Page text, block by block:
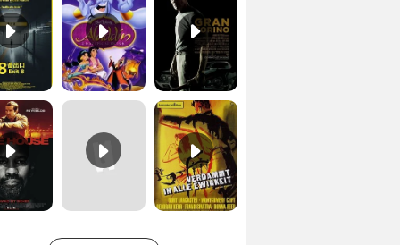
Charlie und die Schokoladenfabrik Trailer OV Verdammt in alle Ewigkeit Trailer OV